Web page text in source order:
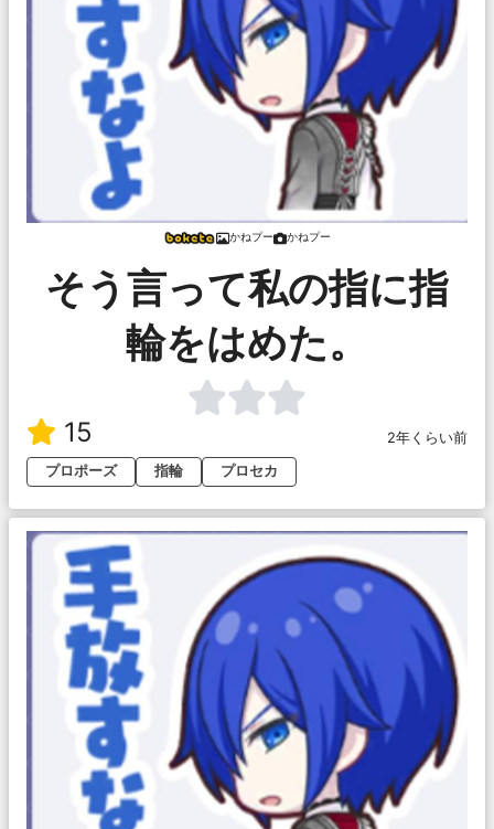
かねプー かねプー
そう言って私の指に指
輪をはめた。
15
2年くらい前
プロポーズ
指輪 プロセカ